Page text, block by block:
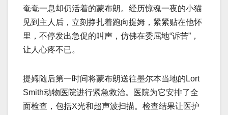
奄奄一息却仍活着的蒙布朗。经历惊魂一夜的小猫
见到主人后，立刻挣扎着跑向提姆，紧紧贴在他怀
里，不停发出急促的叫声，仿佛在委屈地“诉苦”，
让人心疼不已。
提姆随后第一时间将蒙布朗送往墨尔本当地的Lort
Smith动物医院进行紧急救治。医院为它安排了全
面检查，包括X光和超声波扫描。检查结果让医护